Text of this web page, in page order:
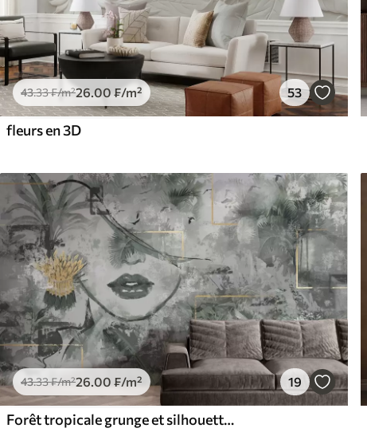
43.33₣/m²26.00 ₣/m² 53
fleurs en 3D
43.33₣/m²26 .00 ₣/m² 19
Forêt tropicale grunge et silhouette de fille